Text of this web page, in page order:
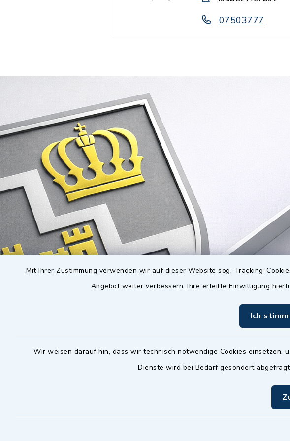
Mit Ihrer Zustimmung verwenden wir auf dieser Website sog. Tracking-
Angebot weiter verbessern. Ihre erteilte Einwilligung
Ich
Wir weisen darauf hin, dass wir technisch notwendige Cookies
Dienste wird bei Bedarf gesondert
07503777